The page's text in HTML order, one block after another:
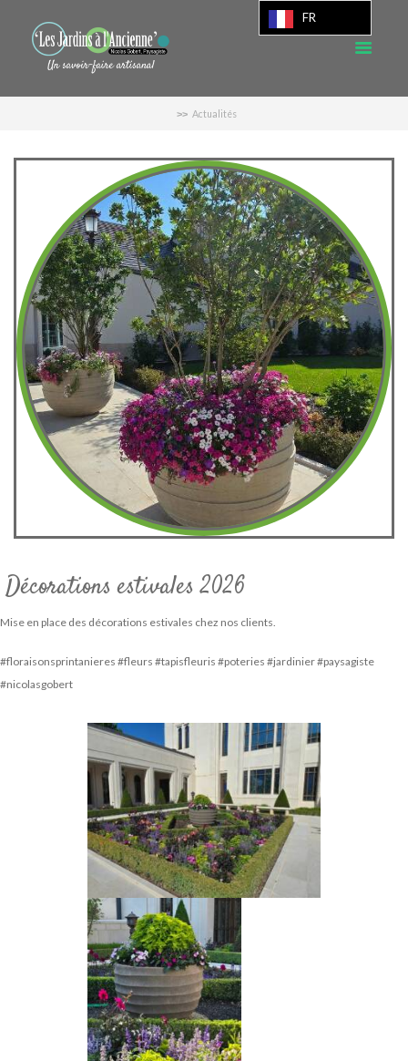
Actualités
Décorations estivales 2026
Mise en place des décorations estivales chez nos clients.
#floraisonsprintanieres #fleurs #tapisfleuris #poteries #jardinier #paysagiste
#nicolasgobert
FR